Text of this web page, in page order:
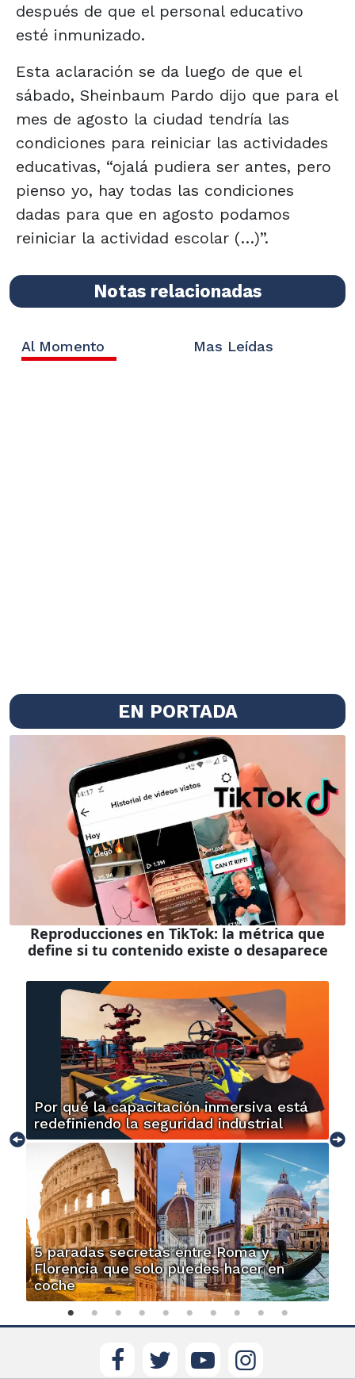
después de que el personal educativo
esté inmunizado.
Esta aclaración se da luego de que el
sábado, Sheinbaum Pardo dijo que para el
mes de agosto la ciudad tendría las
condiciones para reiniciar las actividades
educativas, “ojalá pudiera ser antes, pero
pienso yo, hay todas las condiciones
dadas para que en agosto podamos
reiniciar la actividad escolar (…)”.
Notas relacionadas
Al Momento Mas Leídas
EN PORTADA
Reproducciones en TikTok: la métrica que
define si tu contenido existe o desaparece
Por qué la capacitación inmersiva está
redefiniendo la seguridad industrial
5 paradas secretas entre Roma y
Florencia que solo puedes hacer en
coche